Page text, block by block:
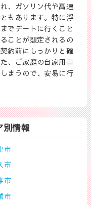
、ガソリン代や高速
もあります。特に浮
でデートに行くこと
ことが想定されるの
約前にしっかりと確
、ご家庭の自家用車
まうので、安易に行
別情報
市
市
市
市